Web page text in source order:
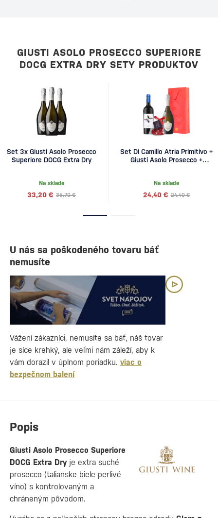
GIUSTI ASOLO PROSECCO SUPERIORE
DOCG EXTRA DRY SETY PRODUKTOV
Set 3x Giusti Asolo Prosecco
Superiore DOCG Extra Dry
Na sklade
35,70 €
33,20 €
Set Di Camillo Atria Primitivo +
Giusti Asolo Prosecco +
Na sklade
24,40 €
24,40 €
Popis
Giusti Asolo Prosecco Superiore
DOCG Extra Dryje extra suché
prosecco (talianske biele perlivé
víno) s kontrolovaným a
chráneným pôvodom.
U nás sa poškodeného tovaru báť
nemusíte
Vážení zákazníci, nemusíte sa báť, náš tovar
je síce krehký, ale veľmi nám záleží, aby k
vám dorazil v úplnom poriadku. viac o
bezpečnom balení